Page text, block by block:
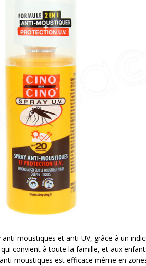
moustiques et anti-UV, grâce à un
convient à toute la famille, et aux
moustiques est efficace même en